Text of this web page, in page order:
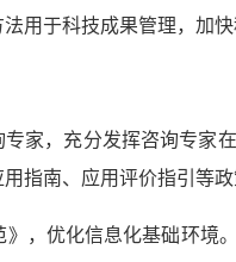
用于科技成果管理，加快
家，充分发挥咨询专家
指南、应用评价指引等政
，优化信息化基础环境